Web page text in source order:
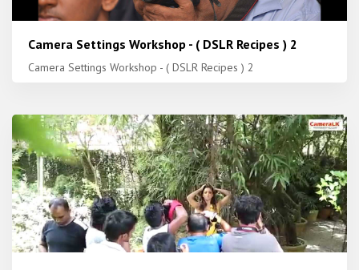
Camera Settings Workshop - ( DSLR Recipes ) 2
Camera Settings Workshop - ( DSLR Recipes ) 2